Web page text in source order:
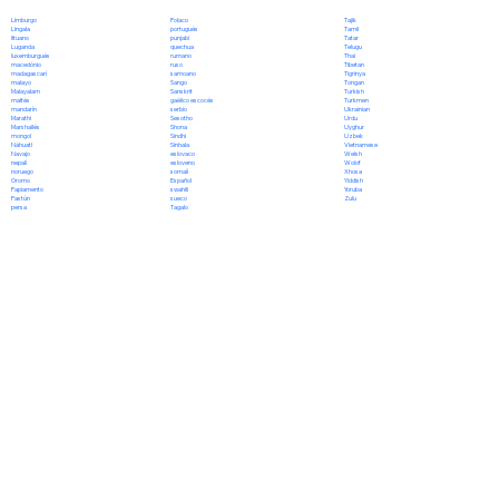
Limburgo
Lingala
lituano
Luganda
luxemburgués
macedónio
madagascarí
malayo
Malayalam
maltés
mandarín
Marathi
Marshallés
mongol
Náhuatl
Navajo
nepalí
noruego
Oromo
Papiamento
Pastún
persa
Polaco
portugués
punjabi
quechua
rumano
ruso
samoano
Sango
Sanskrit
gaélico escocés
serbio
Sesotho
Shona
Sindhi
Sinhala
eslovaco
esloveno
somalí
Español
swahili
sueco
Tagalo
Tajik
Tamil
Tatar
Telugu
Thai
Tibetan
Tigrinya
Tongan
Turkish
Turkmen
Ukrainian
Urdu
Uyghur
Uzbek
Vietnamese
Welsh
Wolof
Xhosa
Yiddish
Yoruba
Zulu